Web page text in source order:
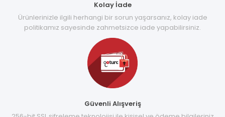
Kolay İade
Ürünlerinizle ilgili herhangi bir sorun yaşarsanız, kolay iade
politikamız sayesinde zahmetsizce iade yapabilirsiniz.
Güvenli Alışveriş